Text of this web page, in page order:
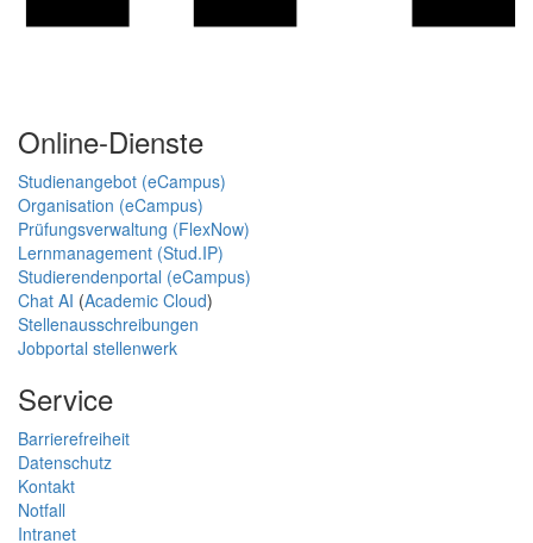
Online-Dienste
Studienangebot (eCampus)
Organisation (eCampus)
Prüfungsverwaltung (FlexNow)
Lernmanagement (Stud.IP)
Studierendenportal (eCampus)
Chat AI (Academic Cloud)
Stellenausschreibungen
Jobportal stellenwerk
Service
Barrierefreiheit
Datenschutz
Kontakt
Notfall
Intranet